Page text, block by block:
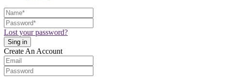
Lost your password?
Create An Account